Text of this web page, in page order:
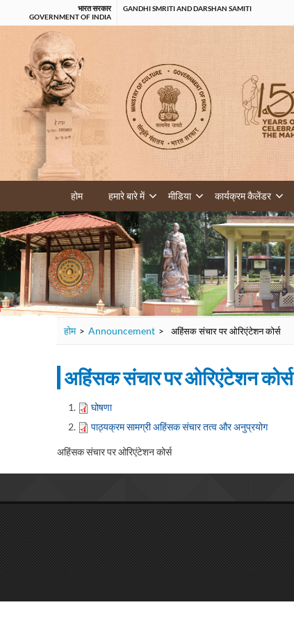
भारत सरकार
GOVERNMENT OF INDIA
GANDHI SMRITI AND DARSHAN SAMITI
होम हमारे बारे में मीडिया कार्यक्रम कैलेंडर
होम > Announcement > अहिंसक संचार पर ओरिएंटेशन कोर्स
अहिंसक संचार पर ओरिएंटेशन कोर्स
घोषणा
पाठ्यक्रम सामग्री अहिंसक संचार तत्व और अनुप्रयोग
अहिंसक संचार पर ओरिएंटेशन कोर्स